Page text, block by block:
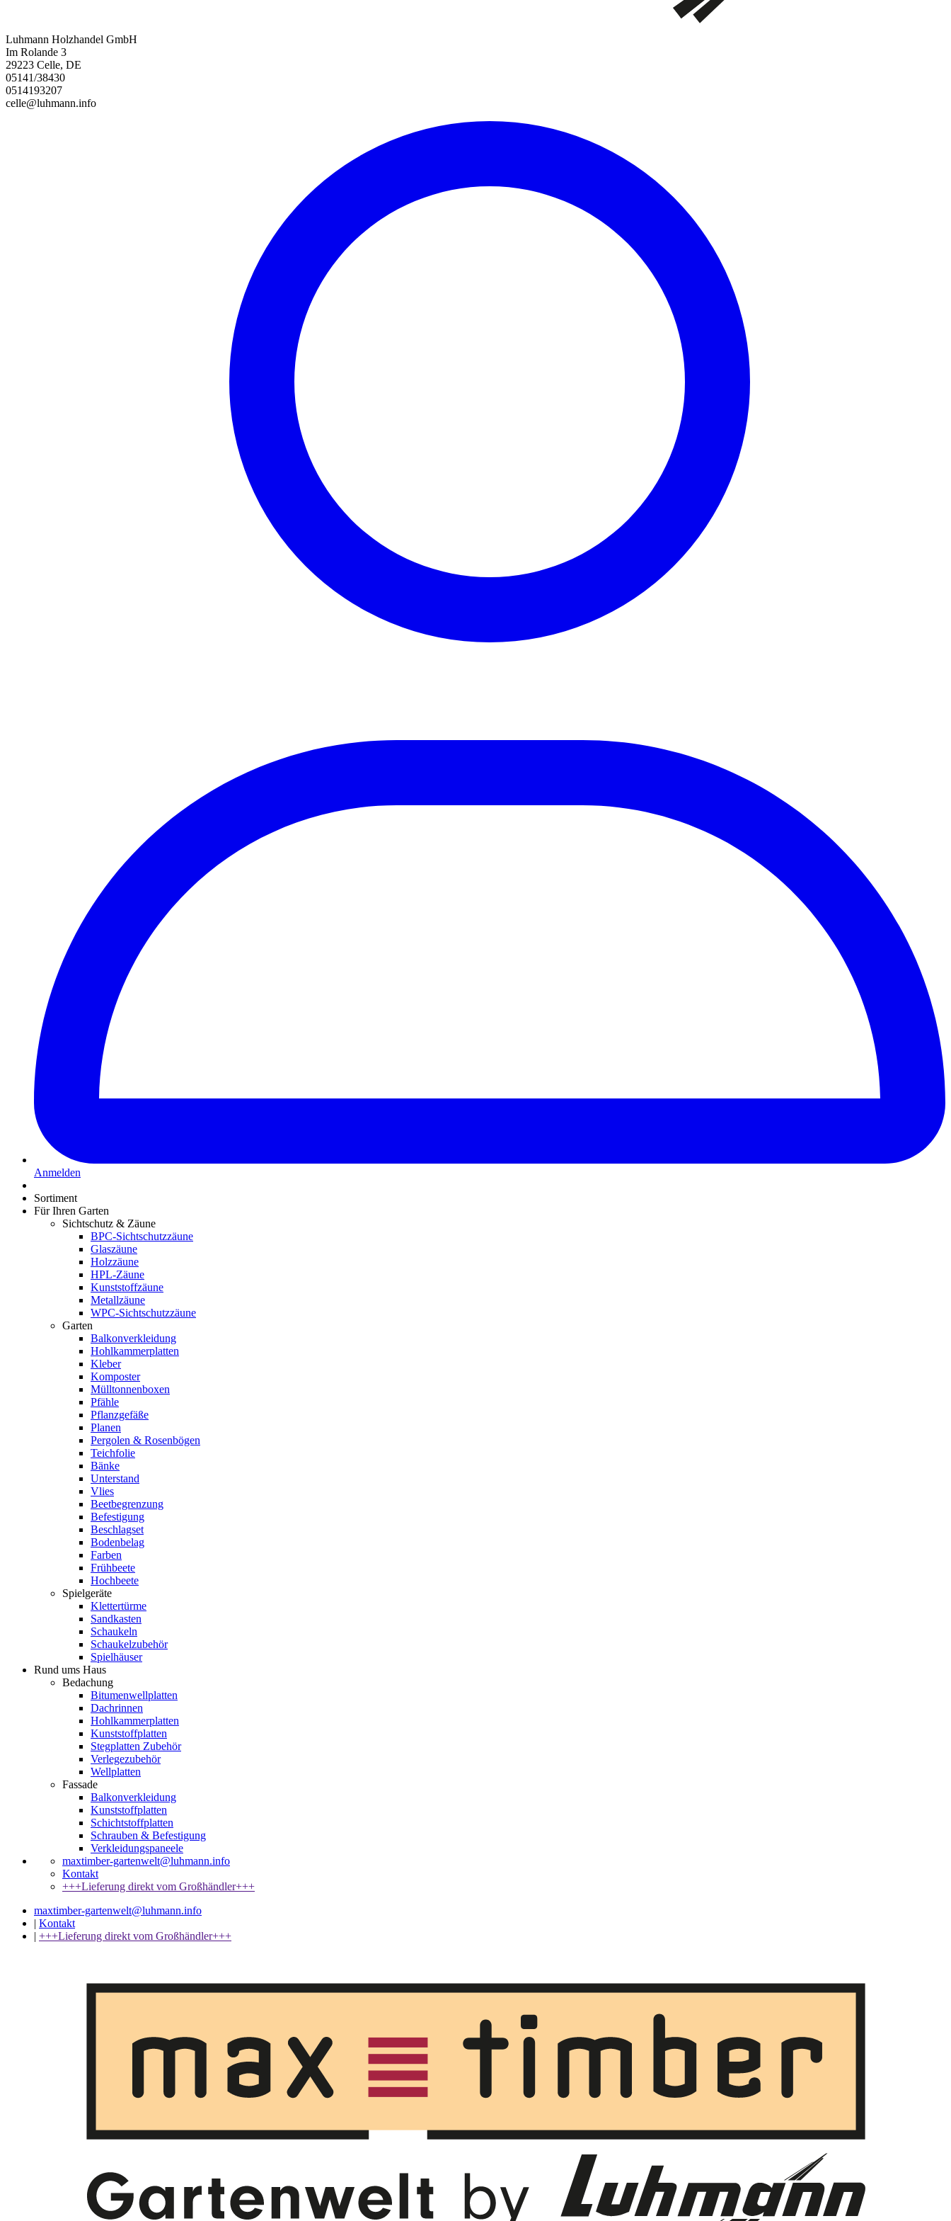
Luhmann Holzhandel GmbH
Im Rolande 3
29223 Celle, DE
05141/38430
0514193207
celle@luhmann.info
Anmelden
Sortiment
Für Ihren Garten
Sichtschutz & Zäune
BPC-Sichtschutzzäune
Glaszäune
Holzzäune
HPL-Zäune
Kunststoffzäune
Metallzäune
WPC-Sichtschutzzäune
Garten
Balkonverkleidung
Hohlkammerplatten
Kleber
Komposter
Mülltonnenboxen
Pfähle
Pflanzgefäße
Planen
Pergolen & Rosenbögen
Teichfolie
Bänke
Unterstand
Vlies
Beetbegrenzung
Befestigung
Beschlagset
Bodenbelag
Farben
Frühbeete
Hochbeete
Spielgeräte
Klettertürme
Sandkasten
Schaukeln
Schaukelzubehör
Spielhäuser
Rund ums Haus
Bedachung
Bitumenwellplatten
Dachrinnen
Hohlkammerplatten
Kunststoffplatten
Stegplatten Zubehör
Verlegezubehör
Wellplatten
Fassade
Balkonverkleidung
Kunststoffplatten
Schichtstoffplatten
Schrauben & Befestigung
Verkleidungspaneele
maxtimber-gartenwelt@luhmann.info
Kontakt
+++Lieferung direkt vom Großhändler+++
maxtimber-gartenwelt@luhmann.info
| Kontakt
| +++Lieferung direkt vom Großhändler+++